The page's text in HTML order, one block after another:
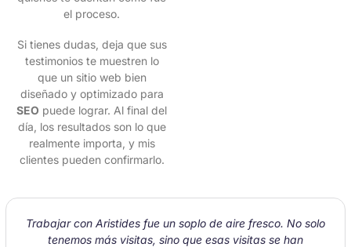
el proceso.
Si tienes dudas, deja que sus
testimonios te muestren lo
que un sitio web bien
diseñado y optimizado para
SEO puede lograr. Al final del
día, los resultados son lo que
realmente importa, y mis
clientes pueden confirmarlo.
Trabajar con Aristides fue un soplo de aire fresco. No solo
tenemos más visitas, sino que esas visitas se han